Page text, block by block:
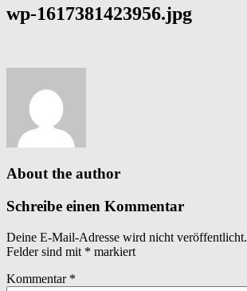
wp-1617381423956.jpg
About the author
Schreibe einen Kommentar
Deine E-Mail-Adresse wird nicht veröffentlicht.
Felder sind mit * markiert
Kommentar *